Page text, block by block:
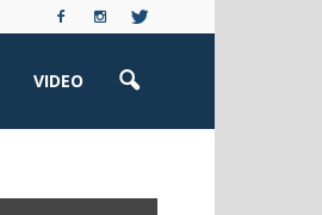
VIDEO